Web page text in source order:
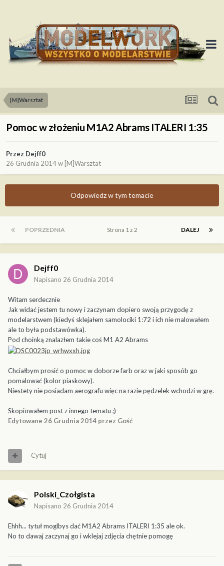
[M]Warsztat
Pomoc w złożeniu M1A2 Abrams ITALERI 1:35
Przez Dejff0
26 Grudnia 2014w [M]Warsztat
Odpowiedz w tym temacie
POPRZEDNIA DALEJ
Strona 1 z 2
Dejff0
Napisano 26 Grudnia 2014
Witam serdecznie
Jak widać jestem tu nowy i zaczynam dopiero swoją przygodę z
modelarstwem (kiedyś sklejałem samolociki 1:72 i ich nie malowałem
ale to była podstawówka).
Pod choinką znalazłem takie coś M1 A2 Abrams
Chciałbym prosić o pomoc w doborze farb oraz w jaki sposób go
pomalować (kolor piaskowy).
Niestety nie posiadam aerografu więc na razie pędzelek wchodzi w grę.
Skopiowałem post z innego tematu ;)
Edytowane 26 Grudnia 2014 przez Gość
Cytuj
Polski_Czołgista
Napisano 26 Grudnia 2014
Ehhh... tytuł moglbys dać M1A2 Abrams ITALERI 1:35 ale ok.
No to dawaj zaczynaj go i wklejaj zdjęcia chętnie pomogę